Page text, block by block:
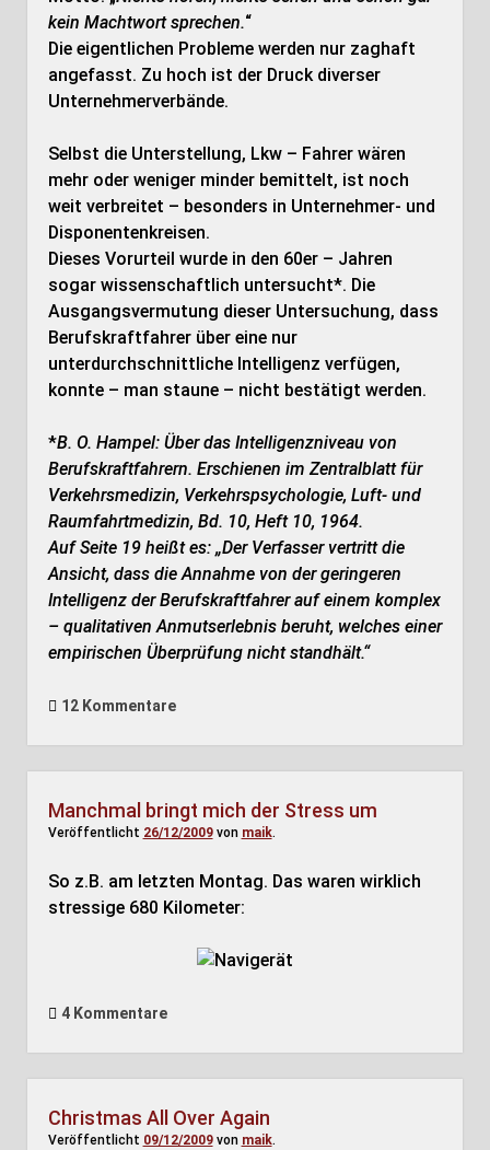
kein Machtwort sprechen.“
Die eigentlichen Probleme werden nur zaghaft
angefasst. Zu hoch ist der Druck diverser
Unternehmerverbände.
Selbst die Unterstellung, Lkw – Fahrer wären
mehr oder weniger minder bemittelt, ist noch
weit verbreitet – besonders in Unternehmer- und
Disponentenkreisen.
Dieses Vorurteil wurde in den 60er – Jahren
sogar wissenschaftlich untersucht*. Die
Ausgangsvermutung dieser Untersuchung, dass
Berufskraftfahrer über eine nur
unterdurchschnittliche Intelligenz verfügen,
konnte – man staune – nicht bestätigt werden.
*B. O. Hampel: Über das Intelligenzniveau von
Berufskraftfahrern. Erschienen im Zentralblatt für
Verkehrsmedizin, Verkehrspsychologie, Luft- und
Raumfahrtmedizin, Bd. 10, Heft 10, 1964.
Auf Seite 19 heißt es: „Der Verfasser vertritt die
Ansicht, dass die Annahme von der geringeren
Intelligenz der Berufskraftfahrer auf einem komplex
– qualitativen Anmutserlebnis beruht, welches einer
empirischen Überprüfung nicht standhält.“
12 Kommentare
Manchmal bringt mich der Stress um
Veröffentlicht 26/12/2009von maik.
So z.B. am letzten Montag. Das waren wirklich
stressige 680 Kilometer:
4 Kommentare
Christmas All Over Again
Veröffentlicht 09/12/2009von maik.